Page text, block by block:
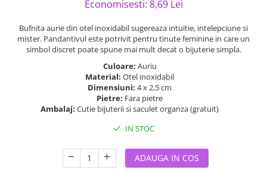
Economisesti: 8,69 Lei
Bufnita aurie din otel inoxidabil sugereaza intuitie, intelepciune si
mister. Pandantivul este potrivit pentru tinute feminine in care un
simbol discret poate spune mai mult decat o bijuterie simpla.
Culoare: Auriu
Material: Otel inoxidabil
Dimensiuni: 4 x 2,5 cm
Pietre: Fara pietre
Ambalaj: Cutie bijuterii si saculet organza (gratuit)
IN STOC
ADAUGA IN COS